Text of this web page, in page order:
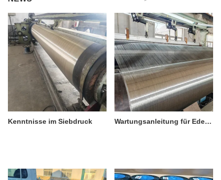
Kenntnisse im Siebdruck Wartungsanleitung für Edelstahl-Drahtgewebe